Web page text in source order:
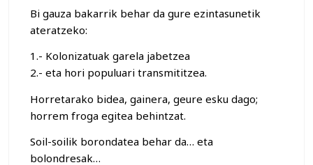
Bi gauza bakarrik behar da gure ezintasunetik
ateratzeko:
1.- Kolonizatuak garela jabetzea
2.- eta hori populuari transmititzea.
Horretarako bidea, gainera, geure esku dago;
horrem froga egitea behintzat.
Soil-soilik borondatea behar da… eta
bolondresak…